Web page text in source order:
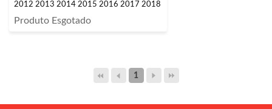
2012 2013 2014 2015 2016 2017 2018
Produto Esgotado
1